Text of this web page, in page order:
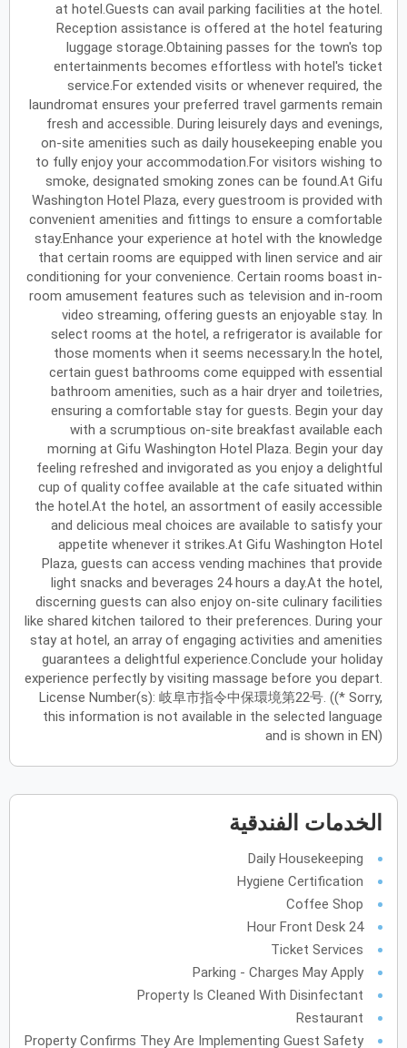
أبريل 2027
حالأحد نالاثنينثالثلاثاء رالأربعاءخالخميس
جالجمعةسالسبت
مايو 2027
حالأحد نالاثنينثالثلاثاءرالأربعاءخالخميس
جالجمعةسالسبت
يونيو 2027
حالأحد نالاثنينثالثلاثاءرالأربعاء خالخميس
جالجمعةسالسبت
يوليو 2027
حالأحد نالاثنينثالثلاثاءرالأربعاءخالخميس
جالجمعةسالسبت
أغسطس 2027
حالأحد ن الاثنينثالثلاثاءرالأربعاءخ الخميس
جالجمعةسالسبت
سبتمبر 2027
حالأحد نالاثنينثالثلاثاءر الأربعاءخالخميس
ج الجمعةس السبت
أكتوبر 2027
حالأحد نالاثنينثالثلاثاء رالأربعاءخالخميس
جالجمعةسالسبت
نوفمبر 2027
حالأحد نالاثنينثالثلاثاءرالأربعاءخالخميس
جالجمعةسالسبت
ديسمبر
حالأحد نالاثنين
2028
حالأحد نالاثنين
at hotel.Guests can avail parking facilities at the hotel.
Reception assistance is offered at the hotel featuring
luggage storage.Obtaining passes for the town's top
entertainments becomes effortless with hotel's ticket
service.For extended visits or whenever required, the
laundromat ensures your preferred travel garments remain
fresh and accessible. During leisurely days and evenings,
on-site amenities such as daily housekeeping enable you
to fully enjoy your accommodation.For visitors wishing to
smoke, designated smoking zones can be found.At Gifu
Washington Hotel Plaza, every guestroom is provided with
convenient amenities and fittings to ensure a comfortable
stay.Enhance your experience at hotel with the knowledge
that certain rooms are equipped with linen service and air
conditioning for your convenience. Certain rooms boast in-
room amusement features such as television and in-room
video streaming, offering guests an enjoyable stay. In
select rooms at the hotel, a refrigerator is available for
those moments when it seems necessary.In the hotel,
certain guest bathrooms come equipped with essential
bathroom amenities, such as a hair dryer and toiletries,
ensuring a comfortable stay for guests. Begin your day
with a scrumptious on-site breakfast available each
morning at Gifu Washington Hotel Plaza. Begin your day
feeling refreshed and invigorated as you enjoy a delightful
cup of quality coffee available at the cafe situated within
the hotel.At the hotel, an assortment of easily accessible
and delicious meal choices are available to satisfy your
appetite whenever it strikes.At Gifu Washington Hotel
Plaza, guests can access vending machines that provide
light snacks and beverages 24 hours a day.At the hotel,
discerning guests can also enjoy on-site culinary facilities
like shared kitchen tailored to their preferences. During your
stay at hotel, an array of engaging activities and amenities
guarantees a delightful experience.Conclude your holiday
experience perfectly by visiting massage before you depart.
License Number(s): 岐阜市指令中保環境第22号. ((* Sorry,
this information is not available in the selected language
and is shown in EN)
الخدمات الفندقية
Daily Housekeeping
Hygiene Certification
Coffee Shop
24 Hour Front Desk
Ticket Services
Parking - Charges May Apply
Property Is Cleaned With Disinfectant
Restaurant
Property Confirms They Are Implementing Guest Safety